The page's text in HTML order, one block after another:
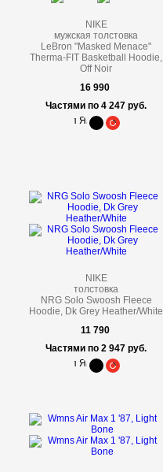
NIKE
мужская толстовка
LeBron "Masked Menace"
Therma-FIT Basketball Hoodie,
Off Noir
16 990
Частями по 4 247 руб.
NIKE
толстовка
NRG Solo Swoosh Fleece
Hoodie, Dk Grey Heather/White
11 790
Частями по 2 947 руб.